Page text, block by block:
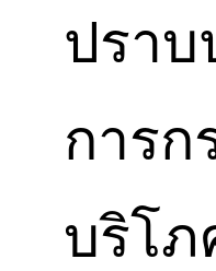
ปราบ
การก
บริโภ